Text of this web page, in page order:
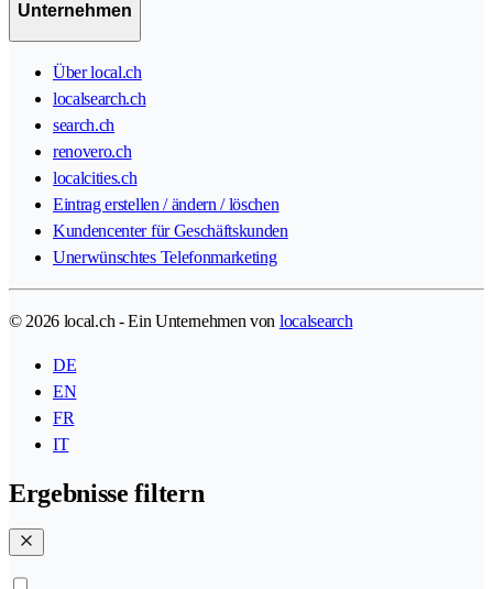
Unternehmen
Über local.ch
localsearch.ch
search.ch
renovero.ch
localcities.ch
Eintrag erstellen / ändern / löschen
Kundencenter für Geschäftskunden
Unerwünschtes Telefonmarketing
© 2026 local.ch - Ein Unternehmen von localsearch
DE
EN
FR
IT
Ergebnisse filtern